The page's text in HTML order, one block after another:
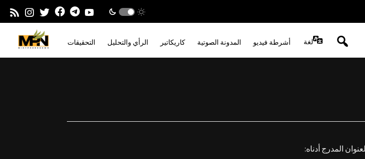
التحقيقات الرأي والتحليل كاريكاتير المدونة الصوتية أشرطة فيديو لغة
المدرج أدناه: